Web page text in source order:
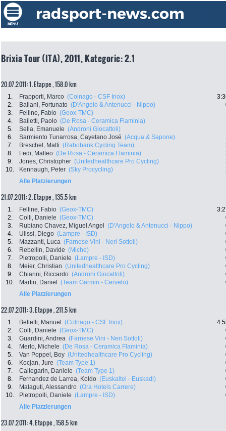
Brixia Tour (ITA), 2011, Kategorie: 2.1
20.07.2011: 1. Etappe , 158.0 km
1. Frapporti, Marco (Colnago - CSF Inox)
2.
Baliani, Fortunato (D'Angelo & Antenucci - Nippo)
3.
Felline, Fabio (Geox-TMC)
4.
Bailetti, Paolo (De Rosa - Ceramica Flaminia)
5.
Sella, Emanuele (Androni Giocattoli)
6.
Sarmiento Tunarrosa, Cayetano José (Acqua & Sapone)
7.
Breschel, Matti (Rabobank Cycling Team)
8.
Fedi, Matteo (De Rosa - Ceramica Flaminia)
9.
Jones, Christopher (Unitedhealthcare Pro Cycling)
10.
Kennaugh, Peter (Sky Procycling)
Alle Platzierungen
21.07.2011: 2. Etappe , 135.5 km
1. Felline, Fabio (Geox-TMC)
2.
Colli, Daniele (Geox-TMC)
3.
Rubiano Chavez, Miguel Angel (D'Angelo & Antenucci - Nippo)
4.
Ulissi, Diego (Lampre - ISD)
5.
Mazzanti, Luca (Farnese Vini - Neri Sottoli)
6.
Rebellin, Davide (Miche)
7.
Pietropolli, Daniele (Lampre - ISD)
8.
Meier, Christian (Unitedhealthcare Pro Cycling)
9.
Chiarini, Riccardo (Androni Giocattoli)
10.
Martin, Daniel (Team Garmin - Cervelo)
Alle Platzierungen
22.07.2011: 3. Etappe , 211.5 km
1. Belletti, Manuel (Colnago - CSF Inox)
2.
Colli, Daniele (Geox-TMC)
3.
Guardini, Andrea (Farnese Vini - Neri Sottoli)
4.
Merlo, Michele (De Rosa - Ceramica Flaminia)
5.
Van Poppel, Boy (Unitedhealthcare Pro Cycling)
6.
Kocjan, Jure (Team Type 1)
7.
Callegarin, Daniele (Team Type 1)
8.
Fernandez de Larrea, Koldo (Euskaltel - Euskadi)
9.
Malaguti, Alessandro (Ora Hotels Carrere)
10.
Pietropolli, Daniele (Lampre - ISD)
Alle Platzierungen
23.07.2011: 4. Etappe , 158.5 km